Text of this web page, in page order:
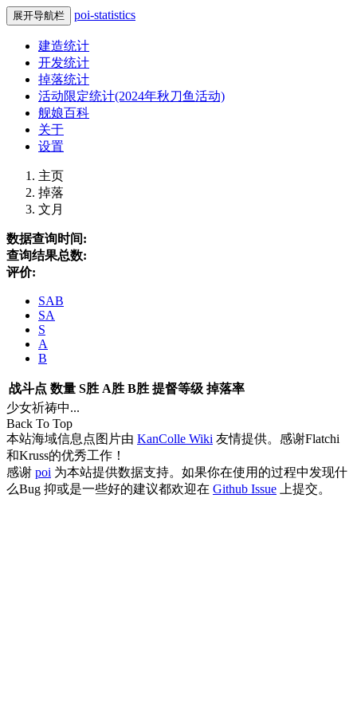
展开导航栏 poi-statistics
建造统计
开发统计
掉落统计
活动限定统计(2024年秋刀鱼活动)
舰娘百科
关于
设置
主页
掉落
文月
数据查询时间:
查询结果总数:
评价:
SAB
SA
S
A
B
战斗点 数量 S胜 A胜 B胜 提督等级 掉落率
少女祈祷中...
Back To Top
本站海域信息点图片由 KanColle Wiki 友情提供。感谢Flatchi
和Kruss的优秀工作！
感谢 poi 为本站提供数据支持。如果你在使用的过程中发现什
么Bug 抑或是一些好的建议都欢迎在 Github Issue 上提交。